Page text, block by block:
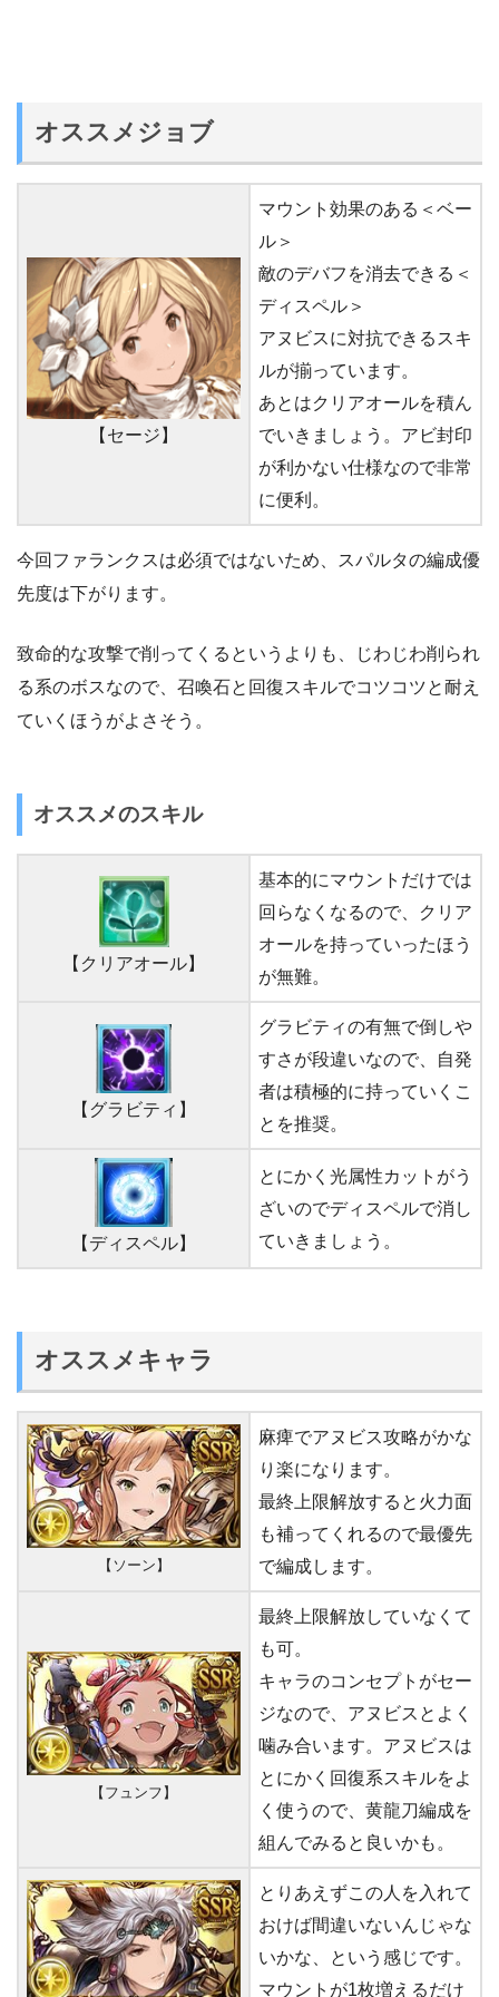
オススメジョブ
【セージ】
マウント効果のある＜ベー
ル＞
敵のデバフを消去できる＜
ディスペル＞
アヌビスに対抗できるスキ
ルが揃っています。
あとはクリアオールを積ん
でいきましょう。アビ封印
が利かない仕様なので非常
に便利。
今回ファランクスは必須ではないため、スパルタの編成優
先度は下がります。
致命的な攻撃で削ってくるというよりも、じわじわ削られ
る系のボスなので、召喚石と回復スキルでコツコツと耐え
ていくほうがよさそう。
オススメのスキル
【クリアオール】
基本的にマウントだけでは
回らなくなるので、クリア
オールを持っていったほう
が無難。
【グラビティ】
グラビティの有無で倒しや
すさが段違いなので、自発
者は積極的に持っていくこ
とを推奨。
【ディスペル】
とにかく光属性カットがう
ざいのでディスペルで消し
ていきましょう。
オススメキャラ
【ソーン】
麻痺でアヌビス攻略がかな
り楽になります。
最終上限解放すると火力面
も補ってくれるので最優先
で編成します。
【フュンフ】
最終上限解放していなくて
も可。
キャラのコンセプトがセー
ジなので、アヌビスとよく
噛み合います。アヌビスは
とにかく回復系スキルをよ
く使うので、黄龍刀編成を
組んでみると良いかも。
とりあえずこの人を入れて
おけば間違いないんじゃな
いかな、という感じです。
マウントが1枚増えるだけ